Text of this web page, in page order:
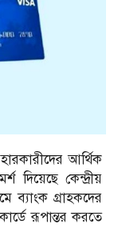
আর্থিক
দিয়েছে কেন্দ্রীয়
ব্যাংক গ্রাহকদের
রূপান্তর করতে